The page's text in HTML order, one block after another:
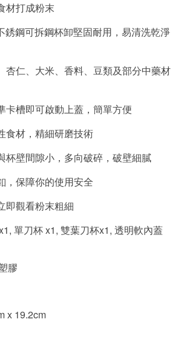
材打成粉末
銹鋼可拆鋼杯卸堅固耐用，易清洗乾淨
杏仁、大米、香料、豆類及部分中藥材
卡槽即可啟動上蓋，簡單方便
食材，精細研磨技術
杯壁間隙小，多向破碎，破壁細膩
，保障你的使用安全
即觀看粉末粗細
單刀杯 x1, 雙葉刀杯x1, 透明軟內蓋
膠
x 19.2cm